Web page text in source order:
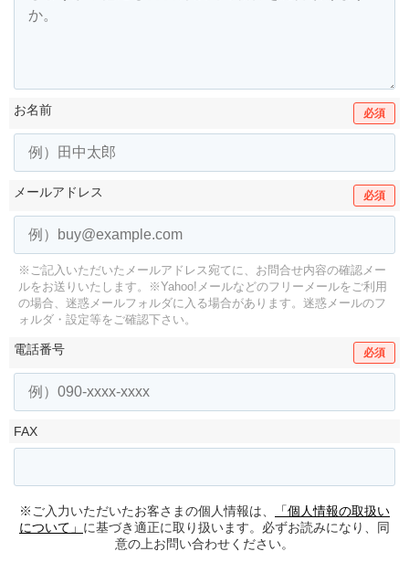
お名前 必須
メールアドレス 必須
※ご記入いただいたメールアドレス宛てに、お問合せ内容の確認メー
ルをお送りいたします。
※Yahoo!メールなどのフリーメールをご利用
の場合、迷惑メールフォルダに入る場合があります。 迷惑メールのフ
ォルダ・設定等をご確認下さい。
電話番号 必須
FAX
※ご入力いただいたお客さまの個人情報は、
「個人情報の取扱い
について」 に基づき適正に取り扱います。必ずお読みになり、同
意の上お問い合わせください。